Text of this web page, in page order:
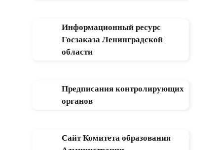
Информационный ресурс
Госзаказа Ленинградской
области
Предписания контролирующих
органов
Сайт Комитета образования